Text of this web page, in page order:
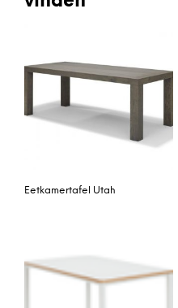
Eetkamertafel Utah